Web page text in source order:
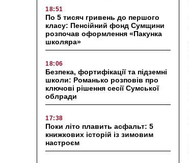
18:51
По 5 тисяч гривень до першого
класу: Пенсійний фонд Сумщини
розпочав оформлення «Пакунка
школяра»
18:06
Безпека, фортифікації та підземні
школи: Романько розповів про
ключові рішення сесії Сумської
облради
17:38
Поки літо плавить асфальт: 5
книжкових історій із зимовим
настроєм